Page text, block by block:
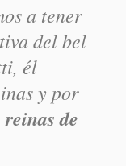
a tener
del bel
él
y por
de